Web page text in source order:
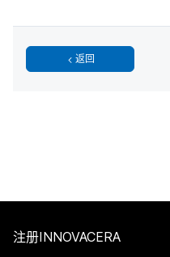
返回
注册INNOVACERA